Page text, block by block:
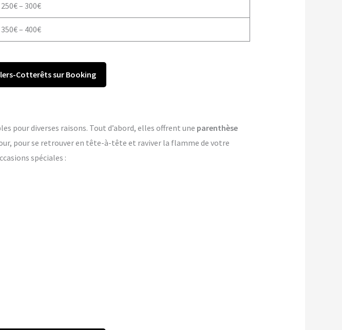
250€ – 300€
350€ – 400€
Cotterêts sur Booking
pour diverses raisons. Tout d’abord, elles offrent une parenthèse
pour se retrouver en tête-à-tête et raviver la flamme de votre
spéciales :